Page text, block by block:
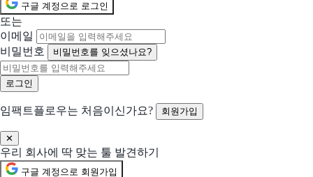
구글 계정으로 로그인
또는
이메일
비밀번호
비밀번호를 잊으셨나요?
임팩트플로우는 처음이신가요? 회원가입
✕
우리 회사에 딱 맞는 툴 발견하기
구글 계정으로 회원가입